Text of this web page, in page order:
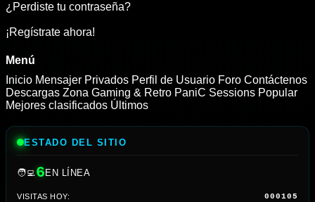
¿Perdiste tu contraseña?
¡Regístrate ahora!
Menú
Inicio Mensajer Privados Perfil de Usuario Foro Contáctenos
Descargas Zona Gaming & Retro PaniC Sessions Popular
Mejores clasificados Últimos
ESTADO DEL SITIO
🧑‍💻6EN LÍNEA
VISITAS HOY:
000105